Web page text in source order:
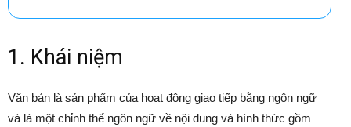
1. Khái niệm
Văn bản là sản phẩm của hoạt động giao tiếp bằng ngôn ngữ
và là một chỉnh thể ngôn ngữ về nội dung và hình thức gồm